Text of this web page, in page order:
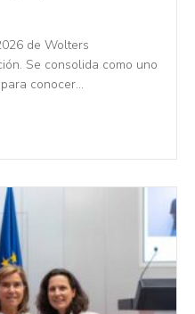
de Wolters
Se consolida como uno
conocer…